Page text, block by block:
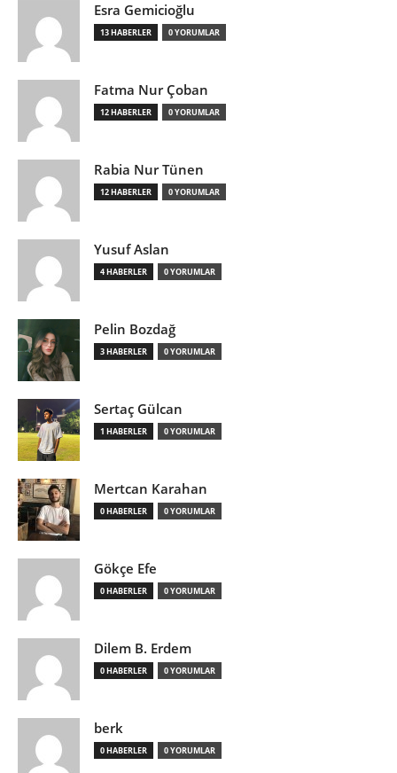
Esra Gemicioğlu
13 HABERLER 0 YORUMLAR
Fatma Nur Çoban
12 HABERLER 0 YORUMLAR
Rabia Nur Tünen
12 HABERLER 0 YORUMLAR
Yusuf Aslan
4 HABERLER 0 YORUMLAR
Pelin Bozdağ
3 HABERLER 0 YORUMLAR
Sertaç Gülcan
1 HABERLER 0 YORUMLAR
Mertcan Karahan
0 HABERLER 0 YORUMLAR
Gökçe Efe
0 HABERLER 0 YORUMLAR
Dilem B. Erdem
0 HABERLER 0 YORUMLAR
berk
0 HABERLER 0 YORUMLAR